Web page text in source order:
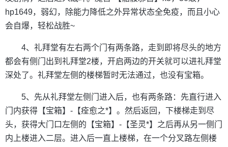
hp1649，弱幻，除能力降低之外异常状态全免疫，而且小心
会自爆，轻松战胜~
4、礼拜堂有左右两个门有两条路，走到即将尽头的地方
都会有侧门出到礼拜堂2楼，开启两边的开关就可以进礼拜堂
深处了。礼拜堂左侧的楼梯暂时无法通过，也没有宝箱。
5、先从礼拜堂左侧门进入后，也有两条路：先直行进入
门内获得【宝箱】-【痊愈之*】。然后返回，下楼梯走到尽
头，获得大门口左侧的【宝箱】-【圣灵*】之后再从另一侧门
内上楼进入二层。进入后一直上楼梯，在一个分叉路左侧楼